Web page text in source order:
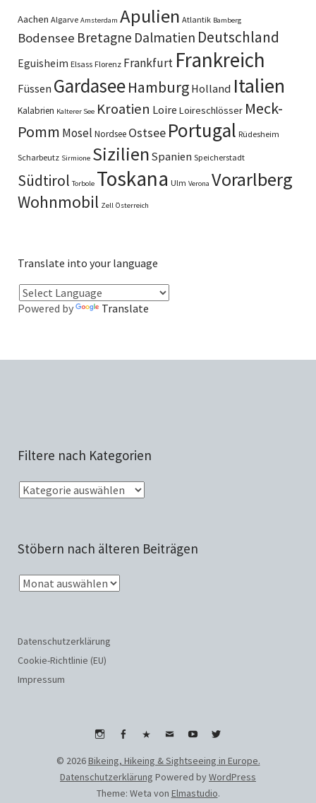
Aachen Algarve Amsterdam Apulien Atlantik Bamberg
Bodensee Bretagne Dalmatien Deutschland
Eguisheim Elsass Florenz Frankfurt Frankreich
Füssen GardaseeHamburg Holland Italien
Kalabrien Kalterer See Kroatien Loire Loireschlösser Meck-
Pomm Mosel Nordsee Ostsee Portugal Rüdesheim
Scharbeutz Sirmione Sizilien Spanien Speicherstadt
Südtirol Torbole Toskana Ulm Verona Vorarlberg
Wohnmobil Zell Österreich
Translate into your language
Powered by Translate
Filtere nach Kategorien
Stöbern nach älteren Beiträgen
Datenschutzerklärung
Cookie-Richtlinie (EU)
Impressum
InstagramFacebookWhatsApp
EmailYoutubeTwitter
© 2026Bikeing, Hikeing & Sightseeing in Europe.
Datenschutzerklärung Powered byWordPress
Theme: Weta von Elmastudio.